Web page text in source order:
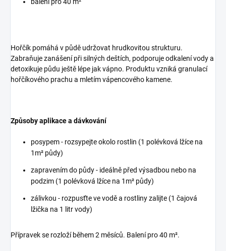
Hořčík pomáhá v půdě udržovat hrudkovitou strukturu.
Zabraňuje zanášení při silných deštích, podporuje odkalení vody a
detoxikuje půdu ještě lépe jak vápno. Produktu vzniká granulací
hořčíkového prachu a mletím vápencového kamene.
Způsoby aplikace a dávkování
posypem - rozsypejte okolo rostlin (1 polévková lžíce na
1m² půdy)
zapravením do půdy - ideálně před výsadbou nebo na
podzim (1 polévková lžíce na 1m² půdy)
zálivkou - rozpusťte ve vodě a rostliny zalijte (1 čajová
lžička na 1 litr vody)
Přípravek se rozloží během 2 měsíců. Balení pro 40 m².